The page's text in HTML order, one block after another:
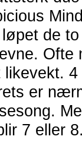
de
Ofte
likevekt.
er
7 eller